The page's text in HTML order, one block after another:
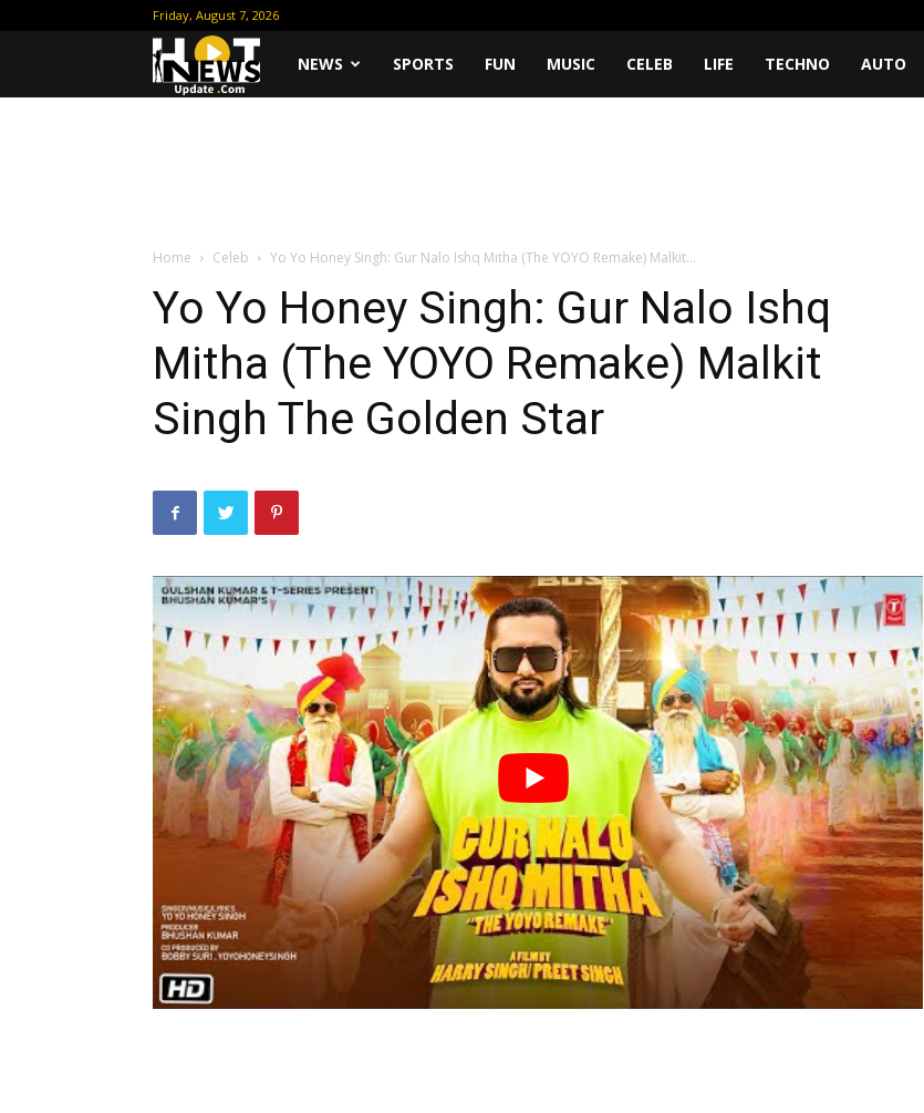
Friday, August 7, 2026
HotNEWS SPORTS FUN MUSIC CELEB LIFE TECHNO AUTO
Home Celeb Yo Yo Honey Singh: Gur Nalo Ishq Mitha (The YOYO Remake) Malkit...
Yo Yo Honey Singh: Gur Nalo Ishq
Mitha (The YOYO Remake) Malkit
Singh The Golden Star